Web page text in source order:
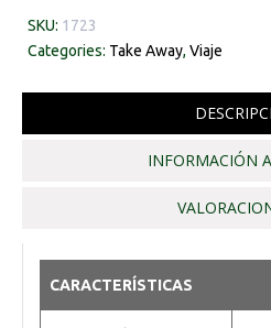
SKU: 1723
Categories: Take Away, Viaje
INFORMACIÓN
CARACTERÍSTICAS